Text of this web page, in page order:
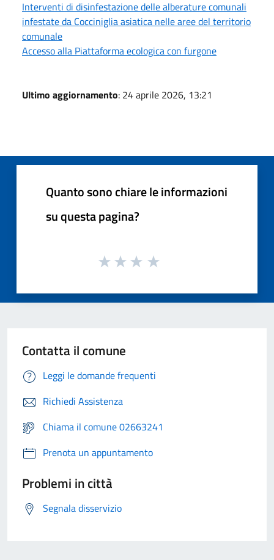
Interventi di disinfestazione delle alberature comunali
infestate da Cocciniglia asiatica nelle aree del territorio
comunale
Accesso alla Piattaforma ecologica con furgone
Ultimo aggiornamento: 24 aprile 2026, 13:21
Quanto sono chiare le informazioni
su questa pagina?
Contatta il comune
Leggi le domande frequenti
Richiedi Assistenza
Chiama il comune 02663241
Prenota un appuntamento
Problemi in città
Segnala disservizio